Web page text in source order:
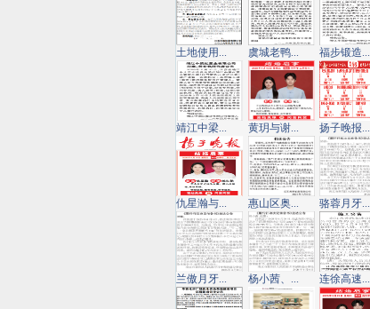
土地使用... 虞城老鸭... 福步锻造...
靖江中梁... 黄玥与谢... 扬子晚报...
仇星瀚与... 惠山区奥... 骆蓉月牙...
兰傲月牙... 杨小茜、... 连徐高速...